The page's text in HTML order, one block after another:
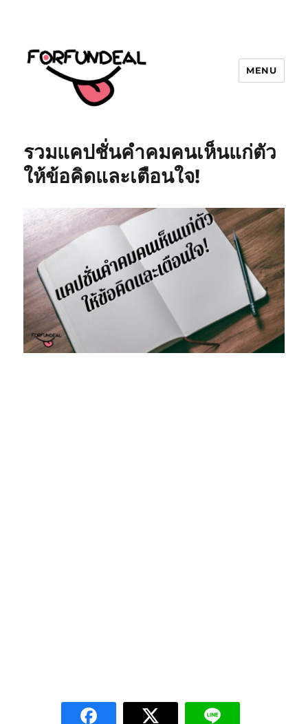
พังเพยสำนวนสุภาษิต, กลอน, มีมโดนๆ
2025 ฮาๆ
MENU
รวมแคปชั่นคำคมคนเห็นแก่ตัว
ให้ข้อคิดและเตือนใจ!